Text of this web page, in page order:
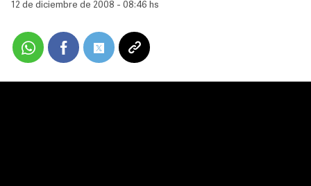
12 de diciembre de 2008 - 08:46 hs